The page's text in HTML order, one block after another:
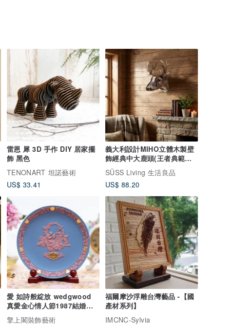
雷恩 犀 3D 手作 DIY 居家擺
飾 黑色
TENONART 坦諾藝術
US$ 33.41
義大利設計MIHO立體木製壁
飾經典中大鹿頭(王者典範風
格Cervo8)
SÜSS Living 生活良品
US$ 88.20
愛 如詩般綻放 wedgwood
真愛金心情人節1987結婚紀
念盤
擎上閣裝飾藝術
福爾摩沙浮雕台灣藝品 -【國
產材系列】
IMCNC-Sylvia